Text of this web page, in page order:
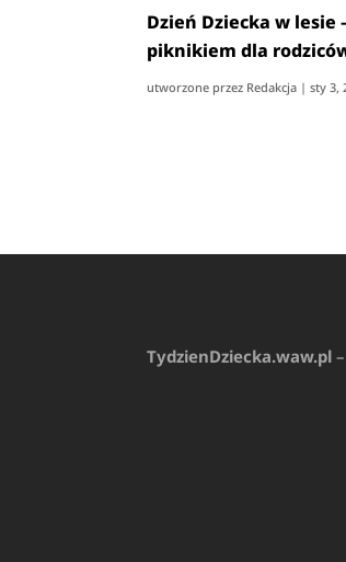
Dzień Dziecka w lesie
piknikiem dla
utworzone przez Redakcja |sty 3,
TydzienDziecka.waw.pl